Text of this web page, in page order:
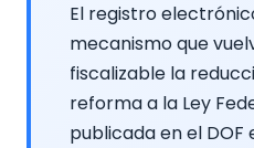
El registro
mecanismo que
fiscalizable la
reforma a la Ley
publicada en el DOF